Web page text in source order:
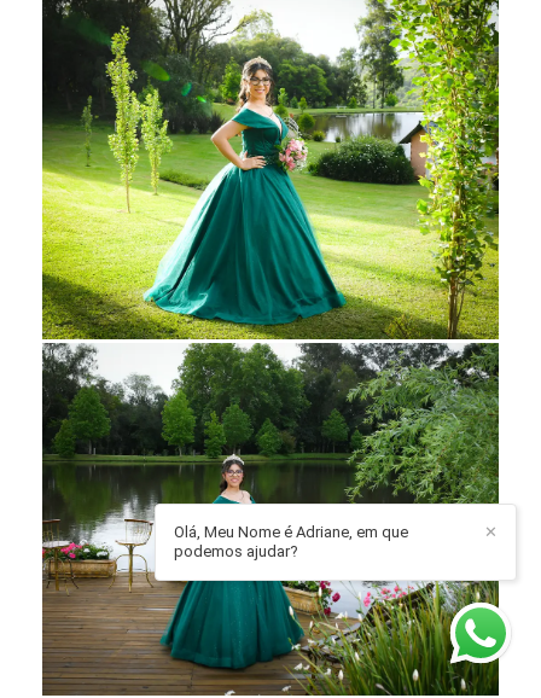
✕
Olá, Meu Nome é Adriane, em que
podemos ajudar?